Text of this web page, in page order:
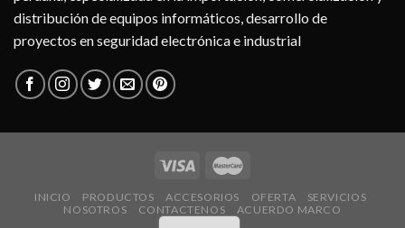
distribución de equipos informáticos, desarrollo de
proyectos en seguridad electrónica e industrial
INICIO PRODUCTOS ACCESORIOS OFERTA
SERVICIOS
NOSOTROS
CONTACTENOS ACUERDO MARCO